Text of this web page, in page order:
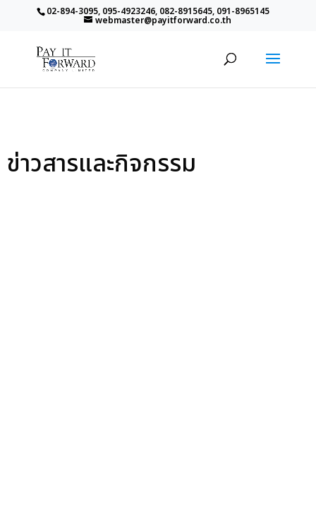
02-894-3095, 095-4923246, 082-8915645, 091-8965145
webmaster@payitforward.co.th
ข่าวสารและกิจกรรม